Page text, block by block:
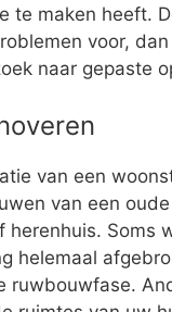
te maken heeft.
voor,
naar gepaste
van een
van een
herenhuis. Soms
helemaal
ruwbouwfase.